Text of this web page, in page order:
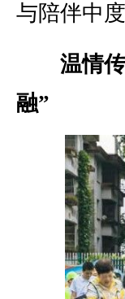
与陪伴中
温情
融”